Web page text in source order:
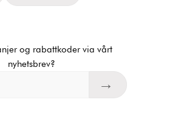
og rabattkoder via vårt
nyhetsbrev?